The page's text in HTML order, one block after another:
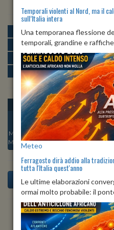
MATTINA
POMERIGGIO
SERA
NOTTE
OGGI
Min:
28°C
Max:30°C
DOM 09
Min:
Max:29°C
LUN 10
Min:28°C
Max:29°C
Min:
Max:
Previsioni del Tempo a
Temporali violenti al Nord, ma il
sull’Italia intera
Una temporanea flessione
temporali, grandine e
Meteo
Ferragosto dirà addio alla
tutta l'Italia quest'anno
Le ultime elaborazioni
ormai molto probabile: il